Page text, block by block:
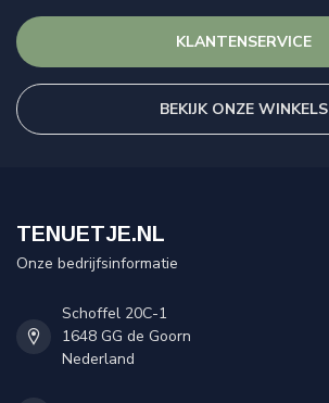
KLANTENSERVICE
BEKIJK ONZE WINKELS
TENUETJE.NL
Onze bedrijfsinformatie
Schoffel 20C-1
1648 GG de Goorn
Nederland